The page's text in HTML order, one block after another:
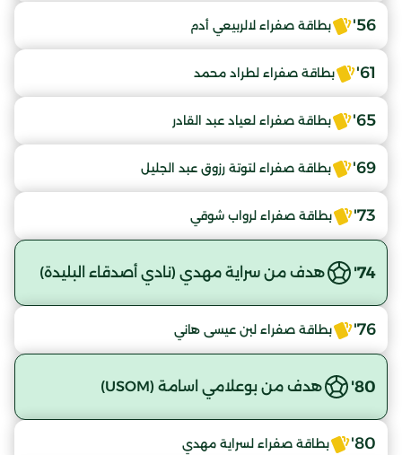
56' بطاقة صفراء لالربيعي أدم
61' بطاقة صفراء لطراد محمد
65' بطاقة صفراء لعياد عبد القادر
69' بطاقة صفراء لتوتة رزوق عبد الجليل
73' بطاقة صفراء لرواب شوقي
74' هدف من سراية مهدي (نادي أصدقاء البليدة)
76' بطاقة صفراء لبن عيسى هاني
80' هدف من بوعلامي اسامة (USOM)
80' بطاقة صفراء لسراية مهدي